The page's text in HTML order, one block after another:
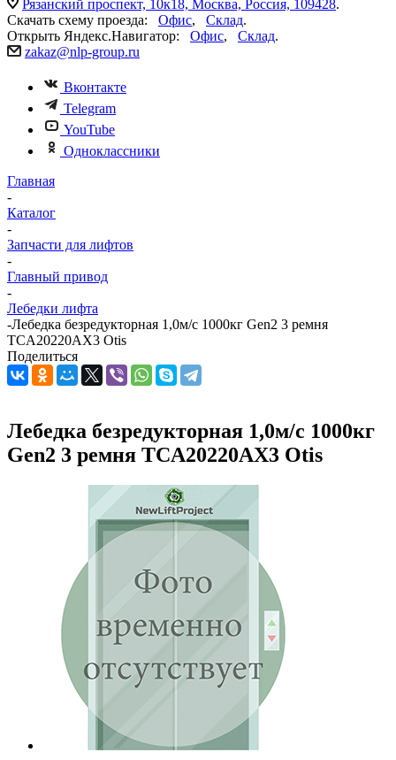
Рязанский проспект, 10к18, Москва, Россия, 109428.
Скачать схему проезда: Офис, Склад.
Открыть Яндекс.Навигатор: Офис, Склад.
zakaz@nlp-group.ru
Вконтакте
Telegram
YouTube
Одноклассники
Главная
-
Каталог
-
Запчасти для лифтов
-
Главный привод
-
Лебедки лифта
-Лебедка безредукторная 1,0м/с 1000кг Gen2 3 ремня
TCA20220AX3 Otis
Поделиться
Лебедка безредукторная 1,0м/с 1000кг
Gen2 3 ремня TCA20220AX3 Otis